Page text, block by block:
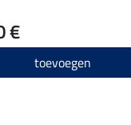
€
toevoegen